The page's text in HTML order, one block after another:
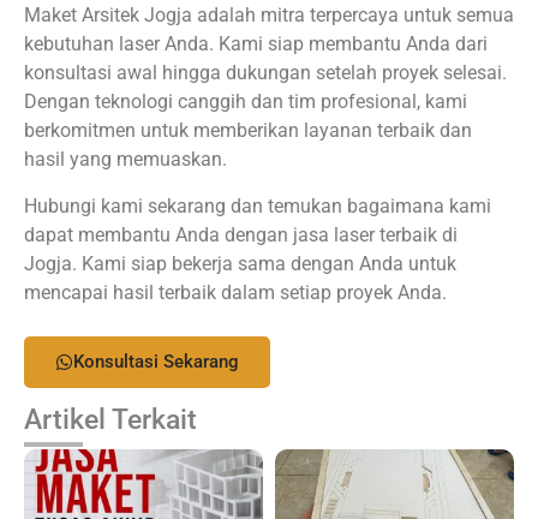
Maket Arsitek Jogja adalah mitra terpercaya untuk semua
kebutuhan laser Anda. Kami siap membantu Anda dari
konsultasi awal hingga dukungan setelah proyek selesai.
Dengan teknologi canggih dan tim profesional, kami
berkomitmen untuk memberikan layanan terbaik dan
hasil yang memuaskan.
Hubungi kami sekarang dan temukan bagaimana kami
dapat membantu Anda dengan jasa laser terbaik di
Jogja. Kami siap bekerja sama dengan Anda untuk
mencapai hasil terbaik dalam setiap proyek Anda.
Konsultasi Sekarang
Artikel Terkait